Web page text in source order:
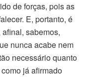
de forças, pois as
E, portanto, é
sabemos,
nunca acabe nem
necessário quanto
já afirmado